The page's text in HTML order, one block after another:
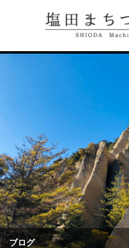
ブログ